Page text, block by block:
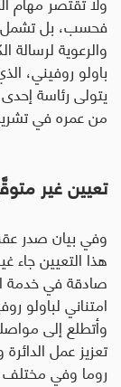
فحسب، بل تشمل
والرعوية لرسالة
يتولى رئاسة إحدى
من عمره في
تعيين غير
وفي بيان صدر
هذا التعيين جاء
صادقة في خدمة
امتناني لباولو
وأتطلع إلى
تعزيز عمل
روما وفي مختلف